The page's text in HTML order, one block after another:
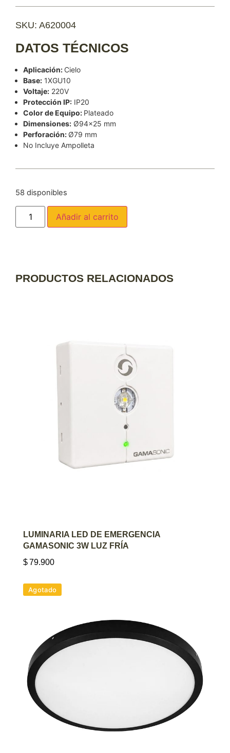
SKU: A620004
DATOS TÉCNICOS
Aplicación: Cielo
Base: 1XGU10
Voltaje: 220V
Protección IP: IP20
Color de Equipo: Plateado
Dimensiones: Ø94×25 mm
Perforación: Ø79 mm
No Incluye Ampolleta
58 disponibles
Añadir al carrito
PRODUCTOS RELACIONADOS
AGREGAR AL CARRITO
LUMINARIA LED DE EMERGENCIA
GAMASONIC 3W LUZ FRÍA
$79.900
Agotado